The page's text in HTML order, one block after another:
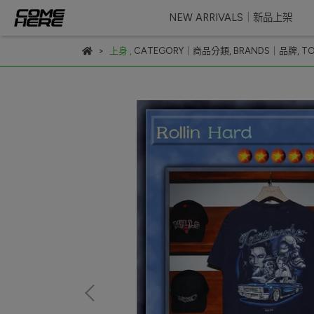
NEW ARRIVALS｜新品上架
上身 , CATEGORY｜商品分類, BRANDS｜品牌,